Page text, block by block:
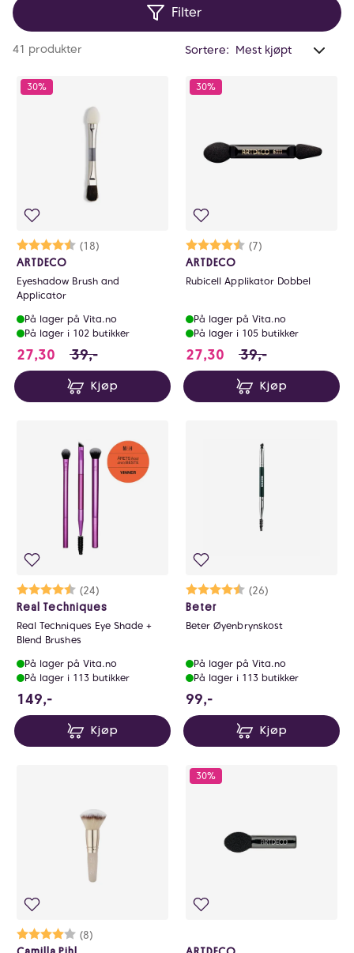
Filter
41 produkter Sortere:
30%
Karakter:
(18)
4.2 av 5 mulige
ARTDECO
Eyeshadow Brush and
Applicator
På lager på Vita.no
På lager i 102 butikker
27,30 27.3 i stedet for 39 NOK, du sparer 11.7 NOK
39,-
Kjøp
30%
Karakter:
(7)
4.9 av 5 mulige
ARTDECO
Rubicell Applikator Dobbel
På lager på Vita.no
På lager i 105 butikker
27,30 27.3 i stedet for 39
39,-
Kjøp
Karakter:
(24)
4.5 av 5 mulige
Real Techniques
Real Techniques Eye Shade +
Blend Brushes
På lager på Vita.no
På lager i 113 butikker
149,-
Kjøp
Karakter:
(26)
4.2 av 5 mulige
Beter
Beter Øyenbrynskost
På lager på Vita.no
På lager i 113 butikker
99,-
Kjøp
Karakter:
(8)
4.0 av 5 mulige
30%